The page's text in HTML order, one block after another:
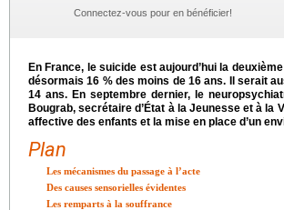
Connectez-vous pour en bénéficier!
En France, le suicide est aujourd’hui la
désormais 16 % des moins de 16 ans. Il serait
14 ans. En septembre dernier, le
Bougrab, secrétaire d’État à la Jeunesse et à
affective des enfants et la mise en place d’un
Plan
Les mécanismes du passage à l’acte
Des causes sensorielles évidentes
Les remparts à la souffrance